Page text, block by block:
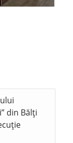
din Bălți